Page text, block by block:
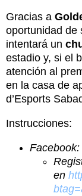
Gracias a
oportunidad de
intentará un
estadio y, si el
atención al
en la casa de
d’Esports
Instrucciones:
Facebook:
en